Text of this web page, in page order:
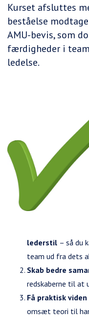
Kurset afsluttes
beståelse
AMU-bevis, som
færdigheder i
ledelse.
lederstil – så du
team ud fra dets
Skab bedre
redskaberne til at
Få praktisk
omsæt teori til